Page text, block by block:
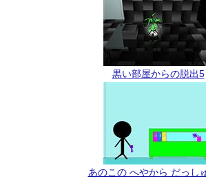
黒い部屋からの脱出5
あのこの へやから だっし